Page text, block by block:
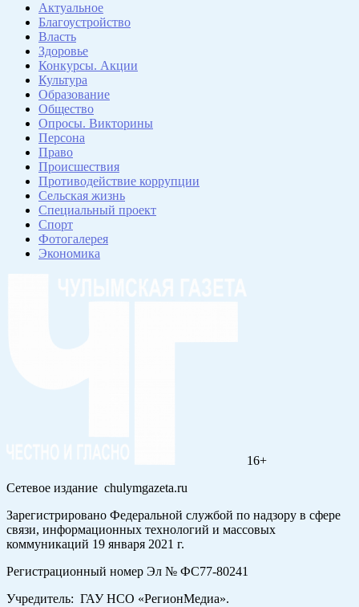
Актуальное
Благоустройство
Власть
Здоровье
Конкурсы. Акции
Культура
Образование
Общество
Опросы. Викторины
Персона
Право
Происшествия
Противодействие коррупции
Сельская жизнь
Специальный проект
Спорт
Фотогалерея
Экономика
16+
Сетевое издание chulymgazeta.ru
Зарегистрировано Федеральной службой по надзору в сфере
связи, информационных технологий и массовых
коммуникаций 19 января 2021 г.
Регистрационный номер Эл № ФС77-80241
Учредитель: ГАУ НСО «РегионМедиа».